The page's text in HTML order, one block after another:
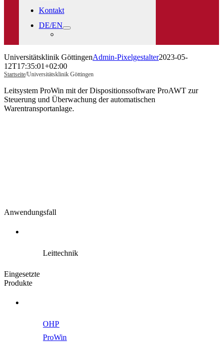
Kontakt
DE/EN
Universitätsklinik GöttingenAdmin-Pixelgestalter2023-05-
12T17:35:01+02:00
Startseite/Universitätsklinik Göttingen
Leitsystem ProWin mit der Dispositionssoftware ProAWT zur
Steuerung und Überwachung der automatischen
Warentransportanlage.
Anwendungsfall
Leittechnik
Eingesetzte
Produkte
OHP
ProWin